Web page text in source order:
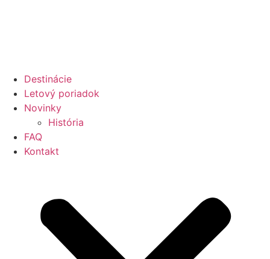
Destinácie
Letový poriadok
Novinky
História
FAQ
Kontakt